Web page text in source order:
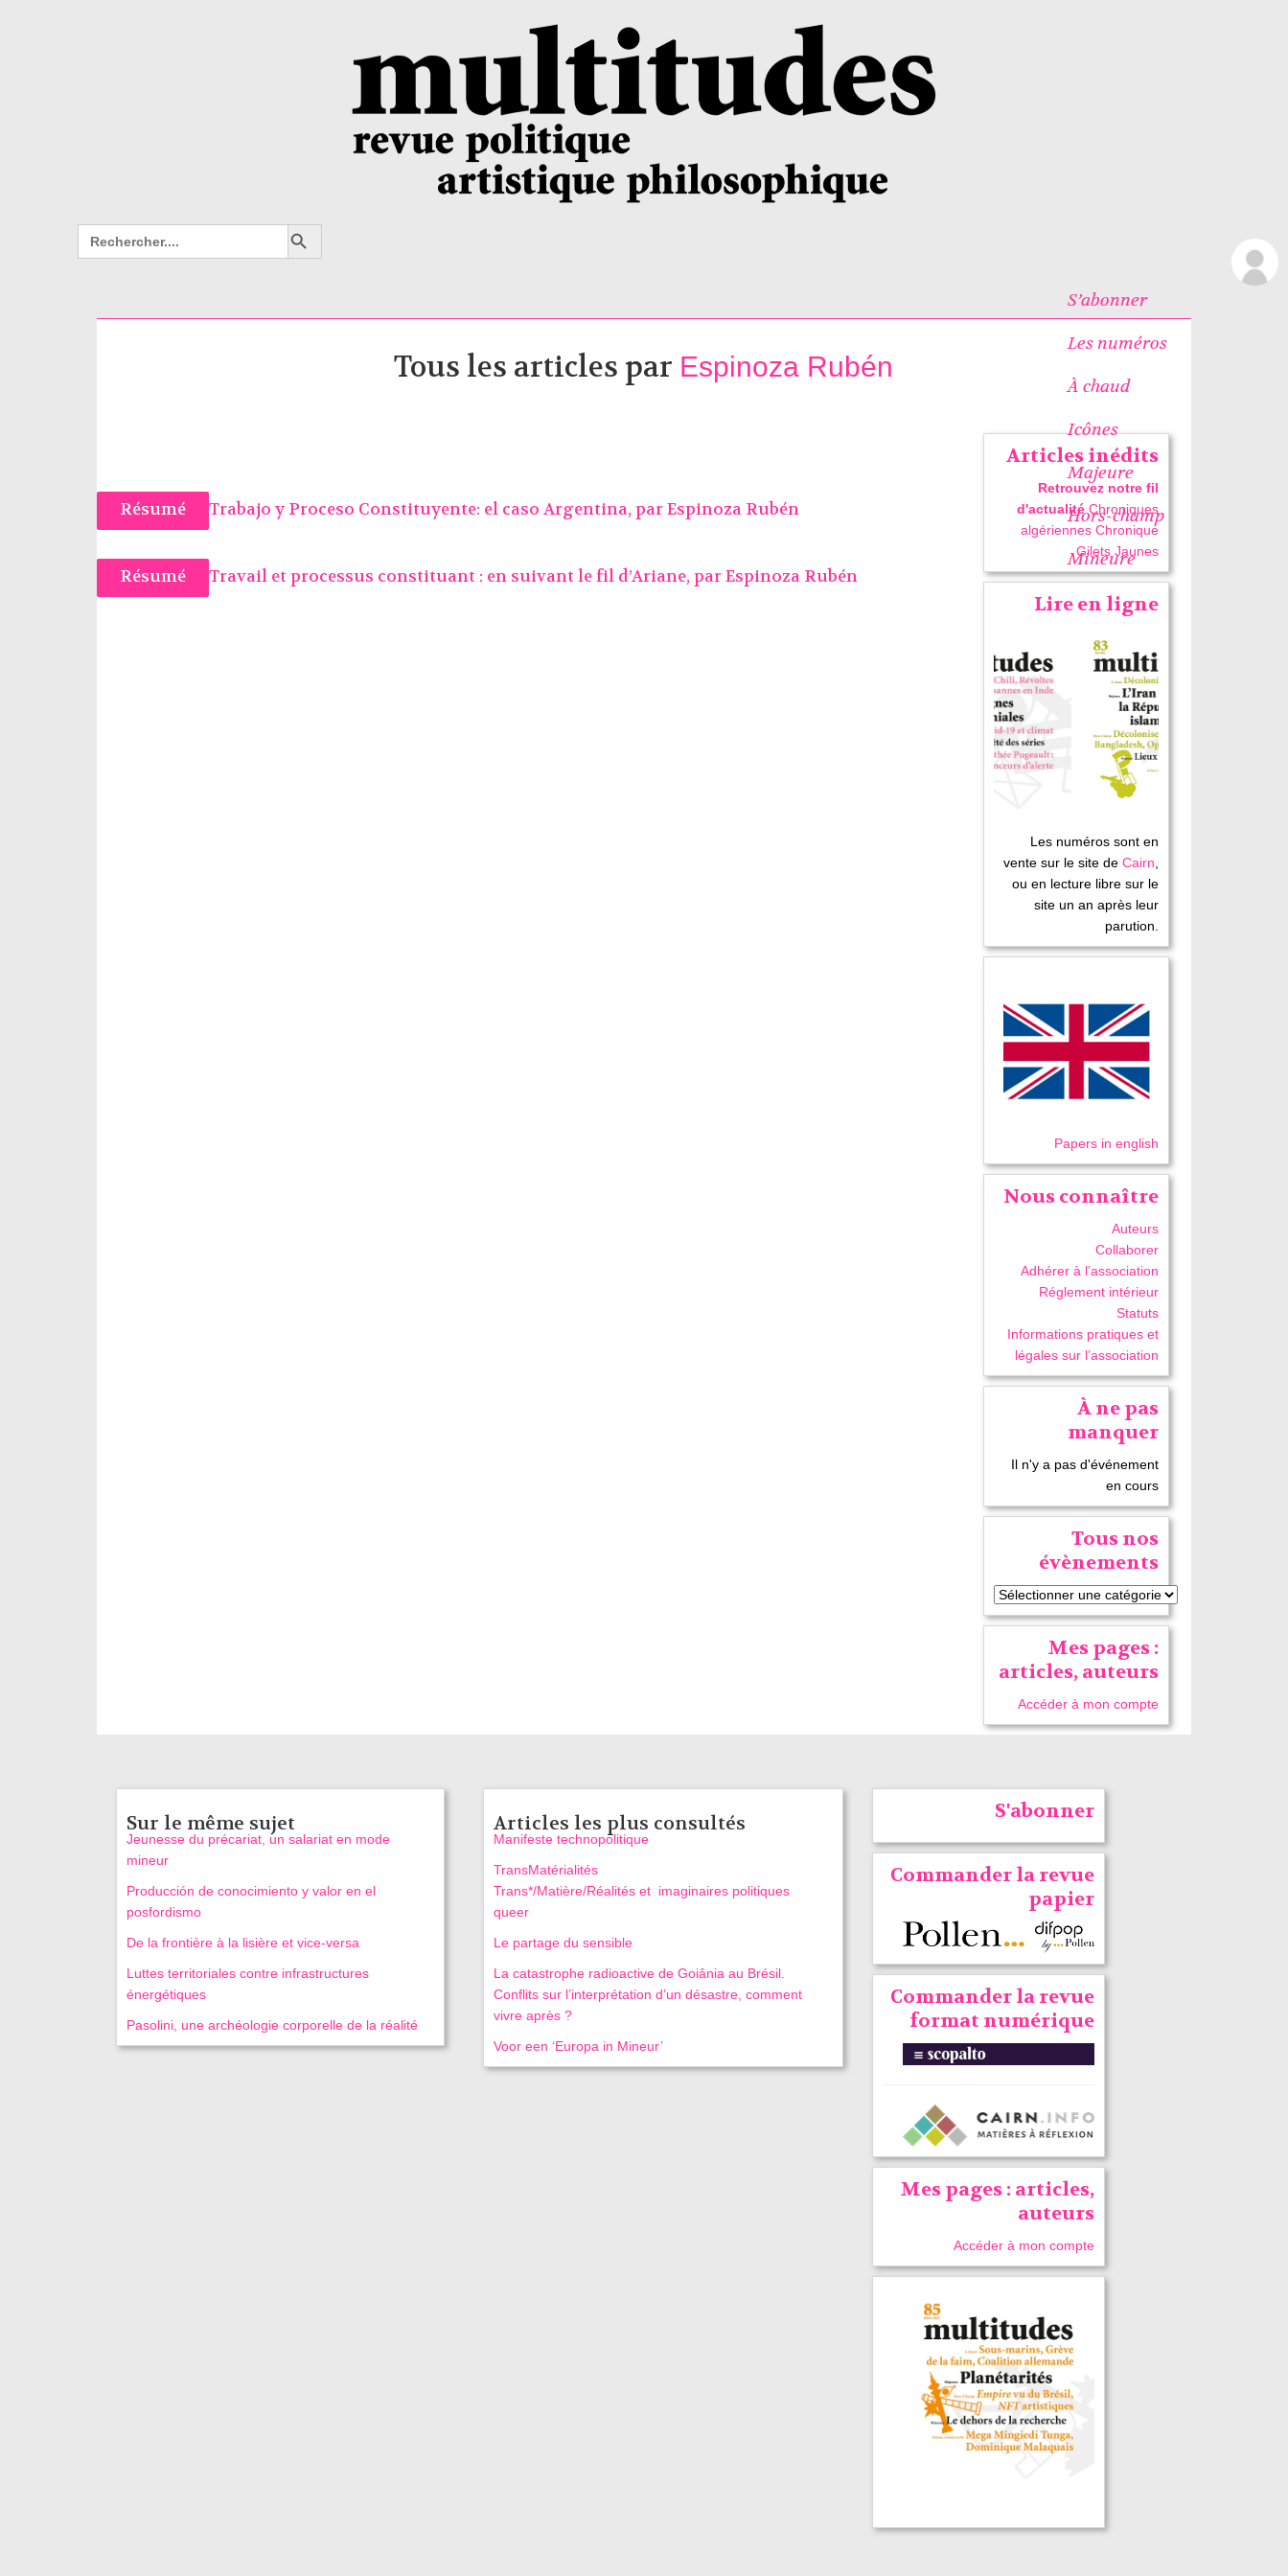
Search
for:
Search Button
S’abonner
Les numéros
À chaud
Icônes
Majeure
Hors-champ
Mineure
Tous les articles par Espinoza Rubén
Résumé Trabajo y Proceso Constituyente: el caso Argentina, parEspinoza Rubén
Résumé Travail et processus constituant : en suivant le fil d’Ariane, parEspinoza Rubén
Articles inédits
Retrouvez notre fil
d'actualité Chroniques
algériennes Chronique
Gilets Jaunes
Lire en ligne
Les numéros sont en
vente sur le site deCairn,
ou en lecture libre sur le
site un an après leur
parution.
Papers in english
Nous connaître
Auteurs
Collaborer
Adhérer à l’association
Réglement intérieur
Statuts
Informations pratiques et
légales sur l’association
À ne pas
manquer
Il n'y a pas d'événement
en cours
Tous nos
évènements
Mes pages :
articles, auteurs
Accéder à mon compte
Sur le même sujet
Jeunesse du précariat, un salariat en mode
mineur
Producción de conocimiento y valor en el
posfordismo
De la frontière à la lisière et vice-versa
Luttes territoriales contre infrastructures
énergétiques
Pasolini, une archéologie corporelle de la réalité
Articles les plus consultés
Manifeste technopolitique
TransMatérialités
Trans*/Matière/Réalités et imaginaires politiques
queer
Le partage du sensible
La catastrophe radioactive de Goiânia au Brésil.
Conflits sur l’interprétation d’un désastre, comment
vivre après ?
Voor een ‘Europa in Mineur’
S'abonner
Commander la revue
papier
Commander la revue
format numérique
Mes pages : articles,
auteurs
Accéder à mon compte